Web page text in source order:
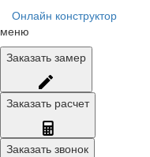
Онлайн конструктор
меню
Заказать замер
Заказать расчет
Заказать звонок